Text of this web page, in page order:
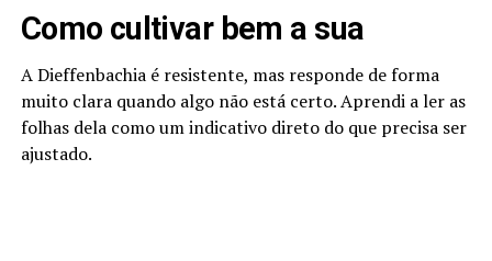
Como cultivar bem a sua
A Dieffenbachia é resistente, mas responde de forma
muito clara quando algo não está certo. Aprendi a ler as
folhas dela como um indicativo direto do que precisa ser
ajustado.